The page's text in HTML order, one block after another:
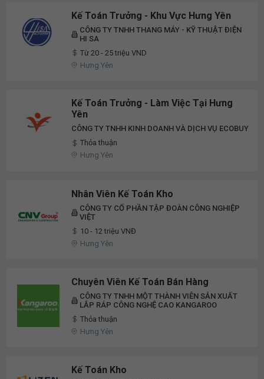
Kế Toán Trưởng - Khu Vực Hưng Yên
CÔNG TY TNHH THANG MÁY - KỸ THUẬT ĐIỆN
HI SA
Từ 20 - 25 triệu VND
Hưng Yên
Kế Toán Trưởng - Làm Việc Tại Hưng
Yên
CÔNG TY TNHH KINH DOANH VÀ DỊCH VỤ ECOBUY
Thỏa thuận
Hưng Yên
Nhân Viên Kế Toán Kho
CÔNG TY CỔ PHẦN TẬP ĐOÀN CÔNG NGHIỆP
VIỆT
10 - 12 triệu VNĐ
Hưng Yên
Chuyên Viên Kế Toán Bán Hàng
CÔNG TY TNHH MỘT THÀNH VIÊN SẢN XUẤT
LẮP RÁP CÔNG NGHỆ CAO KANGAROO
Thỏa thuận
Hưng Yên
Kế Toán Kho